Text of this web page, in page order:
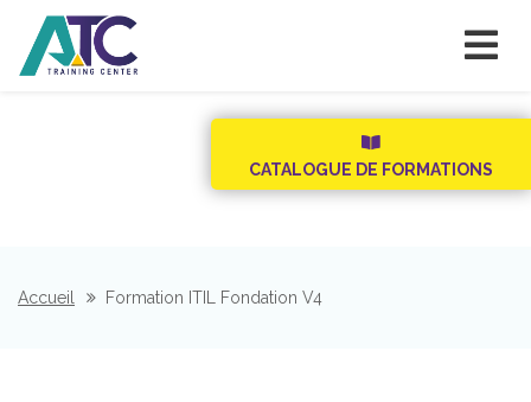
CATALOGUE DE FORMATIONS
Accueil Formation ITIL Fondation V4